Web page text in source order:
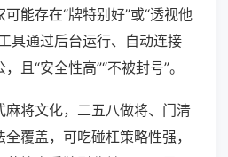
能存在“牌特别好”或“透视他
具通过后台运行、自动连接
且“安全性高”“不被封号”。
麻将文化，二五八做将、门清
覆盖，可吃碰杠策略性强，